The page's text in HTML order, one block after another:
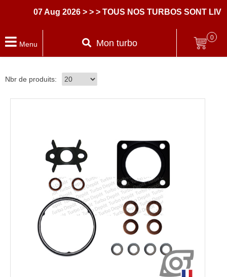
07 Aug 2026 > > > TOUS NOS TURBOS SONT LIVRES
Menu Mon turbo
0
Nbr de produits: